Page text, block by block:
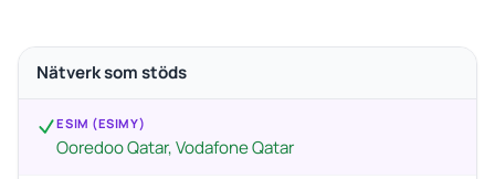
Nätverk som stöds
ESIM (ESIMY)
Ooredoo Qatar, Vodafone Qatar